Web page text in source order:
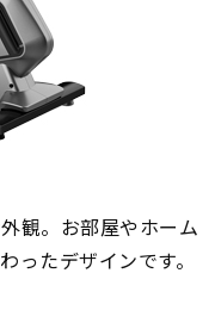
観。お部屋やホーム
ったデザインです。